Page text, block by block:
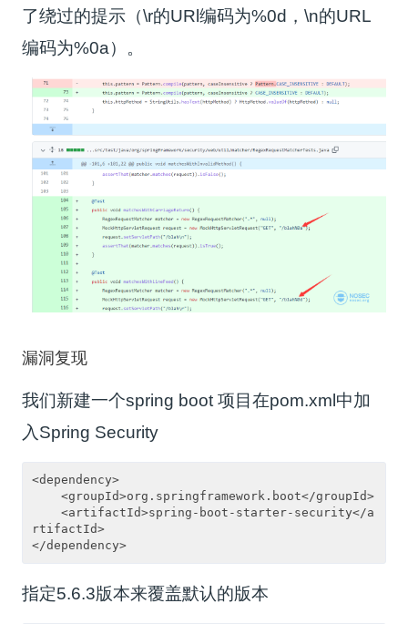
了绕过的提示（\r的URl编码为%0d，\n的URL
编码为%0a）。
漏洞复现
我们新建一个spring boot 项目在pom.xml中加
入Spring Security
<dependency>
<groupId>org.springframework.boot</groupId>
<artifactId>spring-boot-starter-security</a
rtifactId>
</dependency>
指定5.6.3版本来覆盖默认的版本